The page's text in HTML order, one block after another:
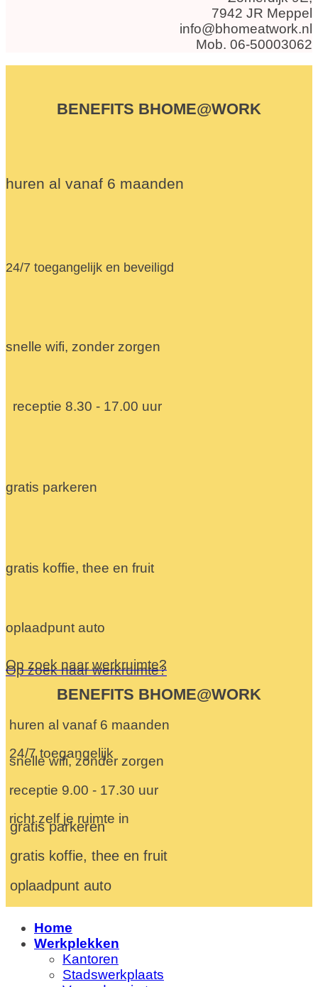
7942 JR Meppel
info@bhomeatwork.nl
Mob. 06-50003062
BENEFITS BHOME@WORK
huren al vanaf 6 maanden
24/7 toegangelijk en beveiligd
snelle wifi, zonder zorgen
receptie 8.30 - 17.00 uur
gratis parkeren
gratis koffie, thee en fruit
oplaadpunt auto
Op zoek naar werkruimte?
Op zoek naar werkruimte?
BENEFITS BHOME@WORK
huren al vanaf 6 maanden
24/7 toegangelijk
snelle wifi, zonder zorgen
receptie 9.00 - 17.30 uur
richt zelf je ruimte in
gratis parkeren
gratis koffie, thee en fruit
oplaadpunt auto
Home
Werkplekken
Kantoren
Stadswerkplaats